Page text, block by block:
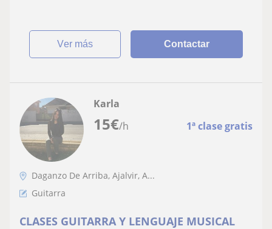
ver más Contactar
15€/h 1ª clase gratis
Karla
Daganzo De Arriba, Ajalvir, A...
Guitarra
CLASES GUITARRA Y LENGUAJE MUSICAL